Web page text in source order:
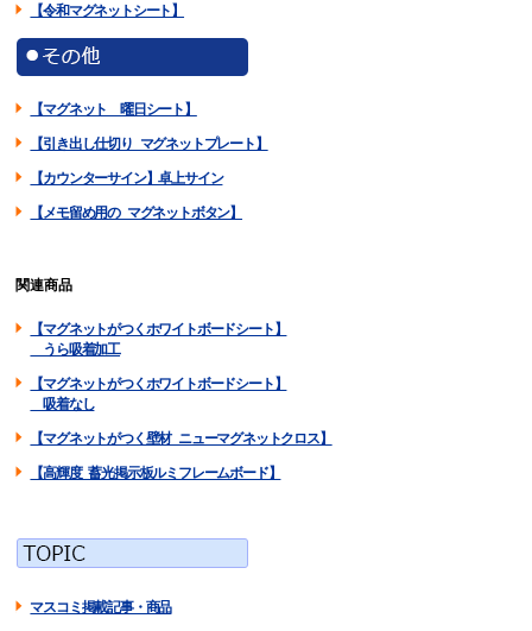
【令和マグネットシート】
【マグネット 曜日シート】
【引き出し仕切り マグネットプレート】
【カウンターサイン】卓上サイン
【メモ留め用の マグネットボタン】
関連商品
【マグネットがつくホワイトボードシート】
うら吸着加工
【マグネットがつくホワイトボードシート】
吸着なし
【マグネットがつく壁材 ニューマグネットクロス】
【高輝度 蓄光掲示板ルミフレームボード】
マスコミ掲載記事・商品